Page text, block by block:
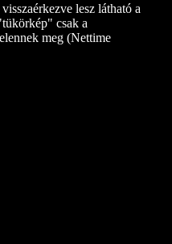
lesz látható a
csak a
meg (Nettime